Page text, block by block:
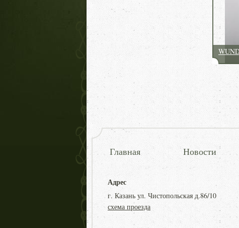
Главная Новости
Адрес
г. Казань ул. Чистопольская д.86/10
схема проезда